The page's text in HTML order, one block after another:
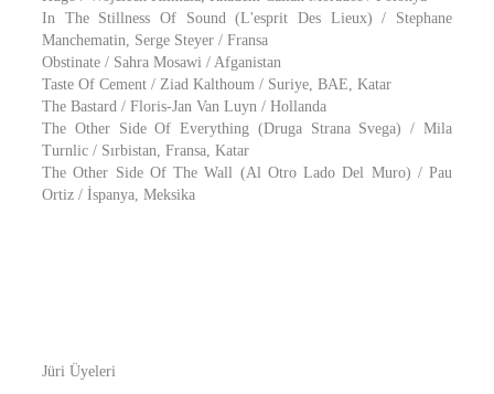
In The Stillness Of Sound (L'esprit Des Lieux) / Stephane
Manchematin, Serge Steyer / Fransa
Obstinate / Sahra Mosawi / Afganistan
Taste Of Cement / Ziad Kalthoum / Suriye, BAE, Katar
The Bastard / Floris-Jan Van Luyn / Hollanda
The Other Side Of Everything (Druga Strana Svega) / Mila
Turnlic / Sırbistan, Fransa, Katar
The Other Side Of The Wall (Al Otro Lado Del Muro) / Pau
Ortiz / İspanya, Meksika
Jüri Üyeleri